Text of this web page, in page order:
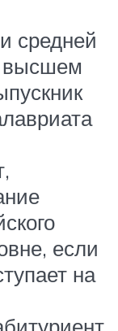
средней
высшем
если
на